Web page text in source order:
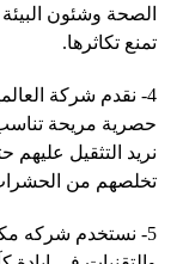
الصحة وشئون
تمنع تكاثرها.
4- نقدم شركة
حصرية مريحة تناسب
نريد التثقيل
تخلصهم من
5- نستخدم شركه